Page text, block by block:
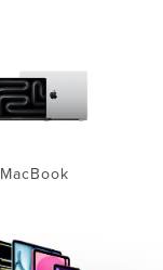
MacBook